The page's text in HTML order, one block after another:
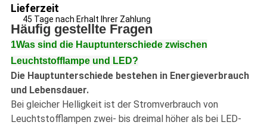
Lieferzeit
45 Tage nach Erhalt Ihrer Zahlung
Häufig gestellte Fragen
1Was sind die Hauptunterschiede zwischen
Leuchtstofflampe und LED?
Die Hauptunterschiede bestehen in Energieverbrauch
und Lebensdauer.
Bei gleicher Helligkeit ist der Stromverbrauch von
Leuchtstofflampen zwei- bis dreimal höher als bei LED-